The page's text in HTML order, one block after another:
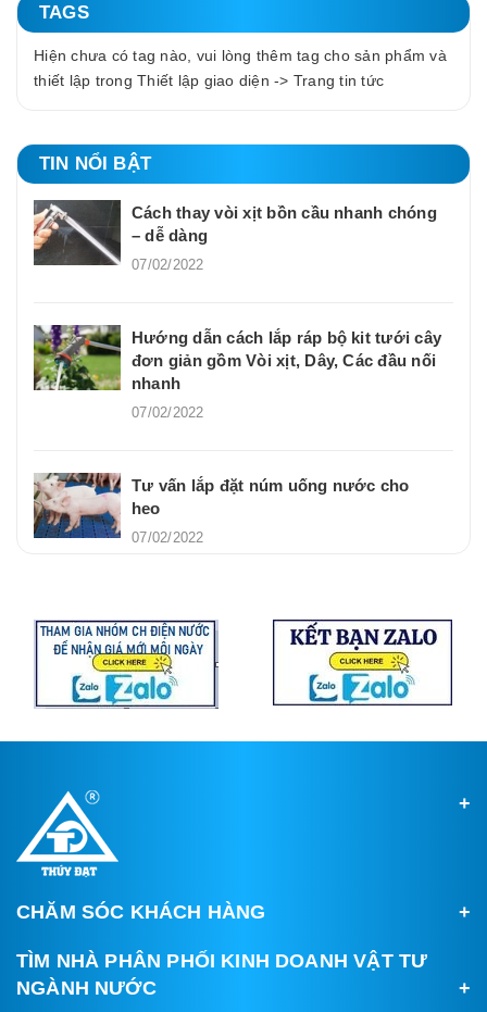
TAGS
Hiện chưa có tag nào, vui lòng thêm tag cho sản phẩm và
thiết lập trong Thiết lập giao diện -> Trang tin tức
TIN NỔI BẬT
Cách thay vòi xịt bồn cầu nhanh chóng
– dễ dàng
07/02/2022
Hướng dẫn cách lắp ráp bộ kit tưới cây
đơn giản gồm Vòi xịt, Dây, Các đầu nối
nhanh
07/02/2022
Tư vấn lắp đặt núm uống nước cho
heo
07/02/2022
CHĂM SÓC KHÁCH HÀNG
TÌM NHÀ PHÂN PHỐI KINH DOANH VẬT TƯ
NGÀNH NƯỚC